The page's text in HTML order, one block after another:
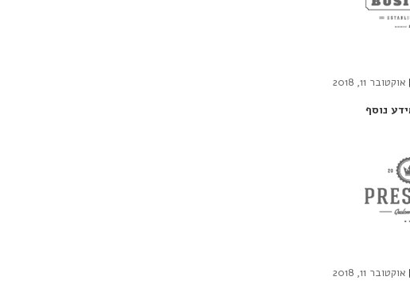
אוקטובר 11, 2018
נוסף
אוקטובר 11, 2018